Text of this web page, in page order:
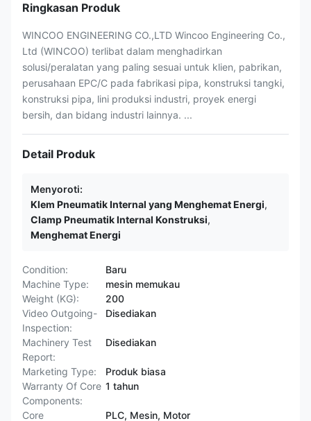
Ringkasan Produk
WINCOO ENGINEERING CO.,LTD Wincoo Engineering Co.,
Ltd (WINCOO) terlibat dalam menghadirkan
solusi/peralatan yang paling sesuai untuk klien, pabrikan,
perusahaan EPC/C pada fabrikasi pipa, konstruksi tangki,
konstruksi pipa, lini produksi industri, proyek energi
bersih, dan bidang industri lainnya. ...
Detail Produk
Menyoroti:
Klem Pneumatik Internal yang Menghemat Energi,
Clamp Pneumatik Internal Konstruksi,
Menghemat Energi
Condition:
Baru
Machine Type:
mesin memukau
Weight (KG):
200
Video Outgoing-
Inspection:
Disediakan
Machinery Test
Report:
Disediakan
Marketing Type:
Produk biasa
Warranty Of Core
Components:
1 tahun
Core
PLC, Mesin, Motor